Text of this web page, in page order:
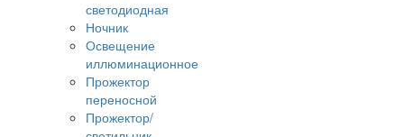
светодиодная
Ночник
Освещение
иллюминационное
Прожектор
переносной
Прожектор/